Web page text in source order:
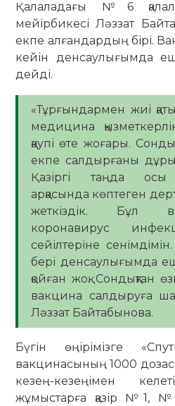
Қалаладағы №6
мейірбикесі Ләззат
екпе алғандардың бірі.
кейін денсаулығымда
дейді.
«Тұрғындармен жиі
медицина
қаупі өте жоғары.
екпе салдырғаны
Қазіргі таңда
арқасында көптеген
жеткіздік. Бұл
коронавирус
сейілтеріне
бері денсаулығымда
қойған жоқ. Сондықтан
вакцина салдыруға
Ләззат Байтабынова.
Бүгін өңірімізге
вакцинасының 1000
кезең-кезеңімен
жұмыстарға қазір №1,